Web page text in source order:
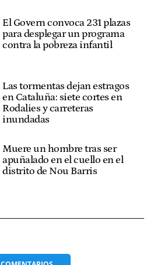
El Govern convoca 231 plazas
para desplegar un programa
contra la pobreza infantil
Las tormentas dejan estragos
en Cataluña: siete cortes en
Rodalies y carreteras
inundadas
Muere un hombre tras ser
apuñalado en el cuello en el
distrito de Nou Barris